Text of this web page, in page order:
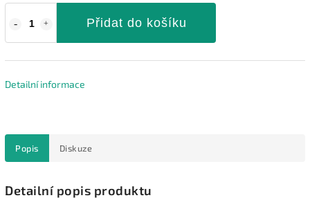
Přidat do košíku
Detailní informace
Popis Diskuze
Detailní popis produktu